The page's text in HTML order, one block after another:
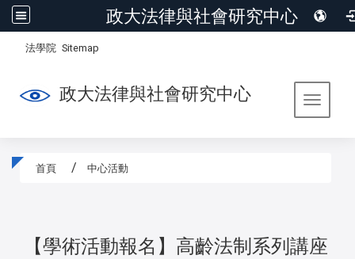
政大法律與社會研究中心
法學院 Sitemap
Toggle
政大法律與社會研究中心
首頁 中心活動
【學術活動報名】高齡法制系列講座